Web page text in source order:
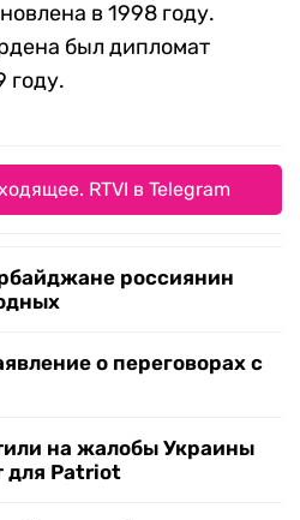
в 1998 году.
был дипломат
году.
RTVI в Telegram
россиянин
о переговорах с
на жалобы Украины
для Patriot